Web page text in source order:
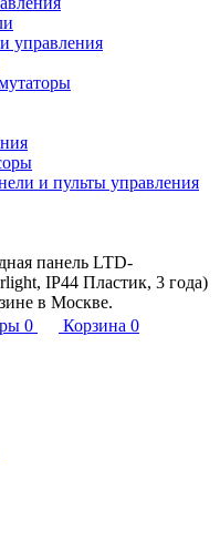
управления
и пульты управления
панель LTD-
IP44 Пластик, 3 года)
в Москве.
0 Корзина 0